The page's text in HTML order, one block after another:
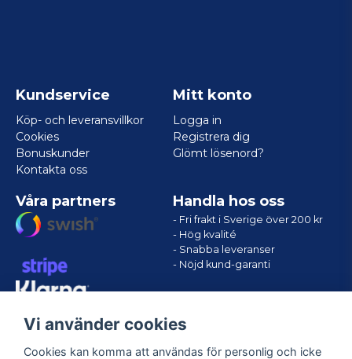
Kundservice
Köp- och leveransvillkor
Cookies
Bonuskunder
Kontakta oss
Mitt konto
Logga in
Registrera dig
Glömt lösenord?
Våra partners Handla hos oss
- Fri frakt i Sverige över 200 kr
- Hög kvalité
- Snabba leveranser
- Nöjd kund-garanti
Vi använder cookies
Cookies kan komma att användas för personlig och icke